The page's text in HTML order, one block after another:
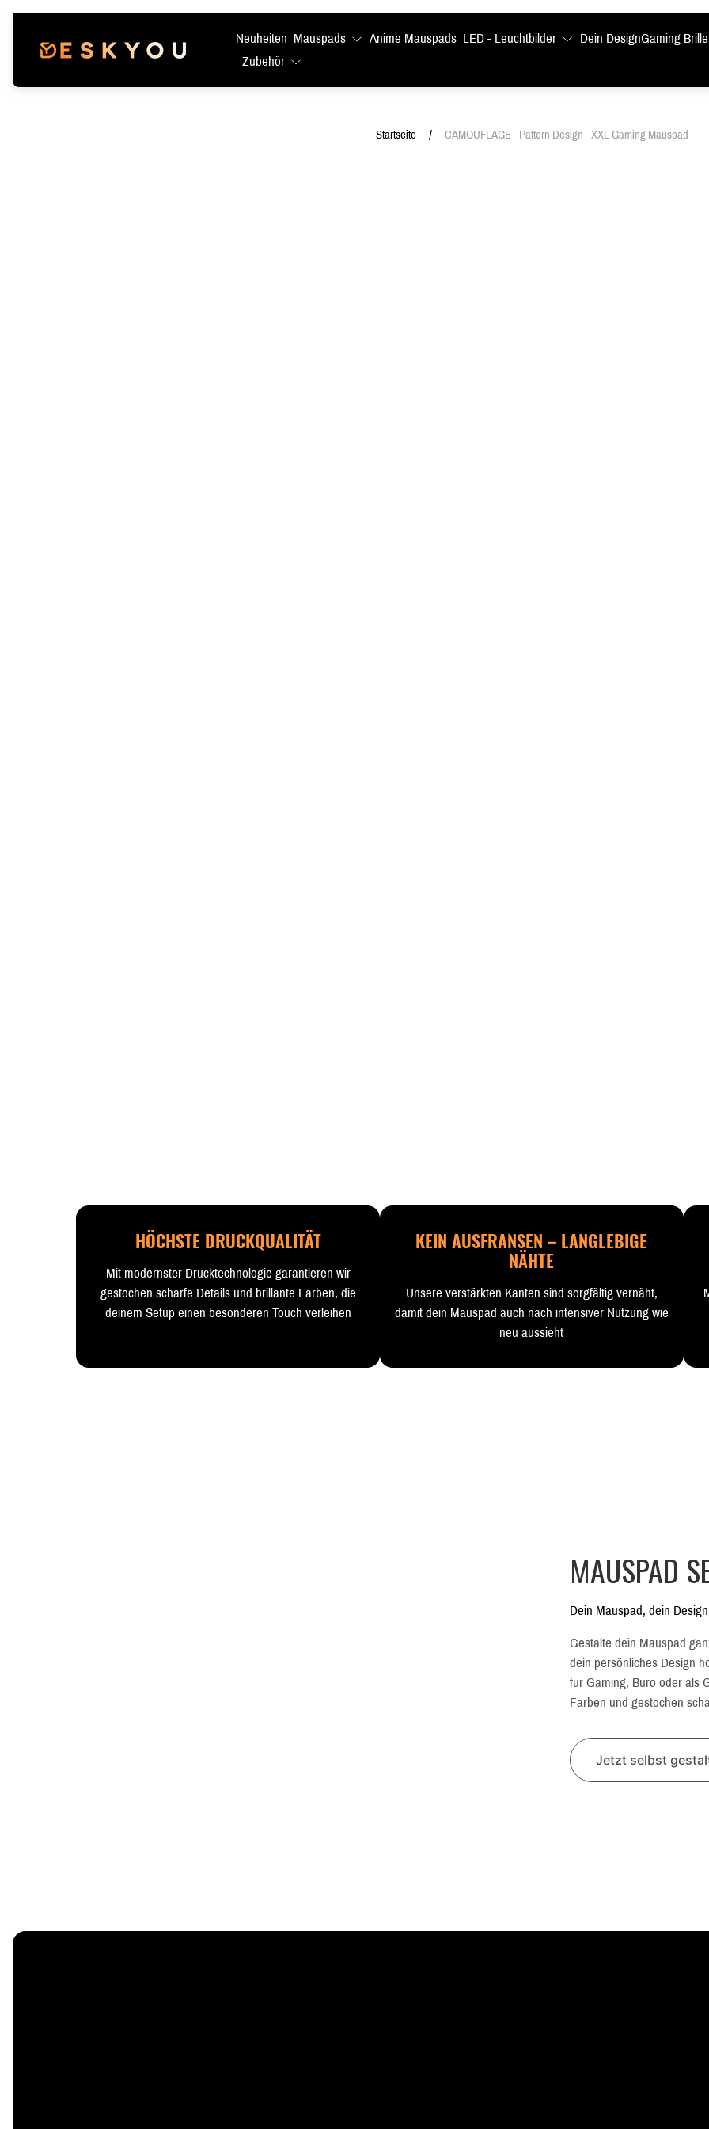
Laden-
Logo"
Neuheiten Mauspads Anime Mauspads LED - Leuchtbilder Dein DesignGaming Brille
Zubehör
Startseite / CAMOUFLAGE - Pattern Design - XXL Gaming Mauspad
HÖCHSTE DRUCKQUALITÄT
Mit modernster Drucktechnologie garantieren wir
gestochen scharfe Details und brillante Farben, die
deinem Setup einen besonderen Touch verleihen
KEIN AUSFRANSEN – LANGLEBIGE
NÄHTE
Unsere verstärkten Kanten sind sorgfältig vernäht,
damit dein Mauspad auch nach intensiver Nutzung wie
neu aussieht
MAUSPAD
Dein Mauspad, dein
Gestalte dein Mauspad
dein persönliches Design
für Gaming, Büro oder als
Farben und gestochen
Jetzt selbst